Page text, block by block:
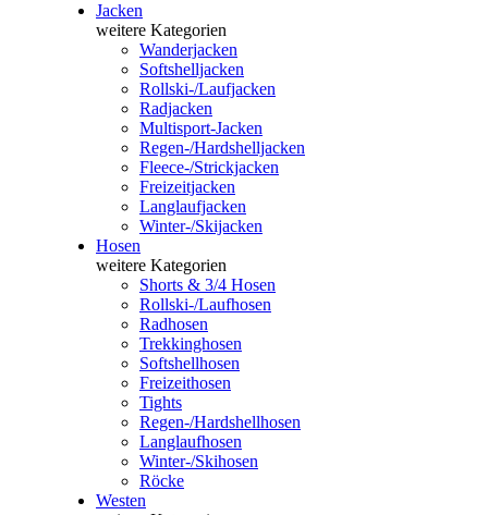
Jacken
weitere Kategorien
Wanderjacken
Softshelljacken
Rollski-/Laufjacken
Radjacken
Multisport-Jacken
Regen-/Hardshelljacken
Fleece-/Strickjacken
Freizeitjacken
Langlaufjacken
Winter-/Skijacken
Hosen
weitere Kategorien
Shorts & 3/4 Hosen
Rollski-/Laufhosen
Radhosen
Trekkinghosen
Softshellhosen
Freizeithosen
Tights
Regen-/Hardshellhosen
Langlaufhosen
Winter-/Skihosen
Röcke
Westen